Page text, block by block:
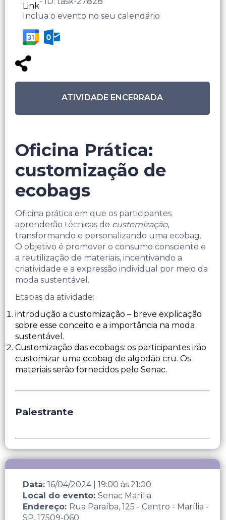
Link
Inclua o evento no seu calendário
ATIVIDADE ENCERRADA
Oficina Prática:
customização de
ecobags
Oficina prática em que os participantes
aprenderão técnicas de customização,
transformando e personalizando uma ecobag.
O objetivo é promover o consumo consciente e
a reutilização de materiais, incentivando a
criatividade e a expressão individual por meio da
moda sustentável.
Etapas da atividade:
introdução a customização – breve explicação
sobre esse conceito e a importância na moda
sustentável.
Customização das ecobags: os participantes irão
customizar uma ecobag de algodão cru. Os
materiais serão fornecidos pelo Senac.
Palestrante
Data: 16/04/2024| 19:00 às 21:00
Local do evento: Senac Marília
Endereço: Rua Paraíba, 125 - Centro - Marília -
SP, 17509-060